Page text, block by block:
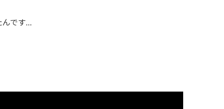
んです…